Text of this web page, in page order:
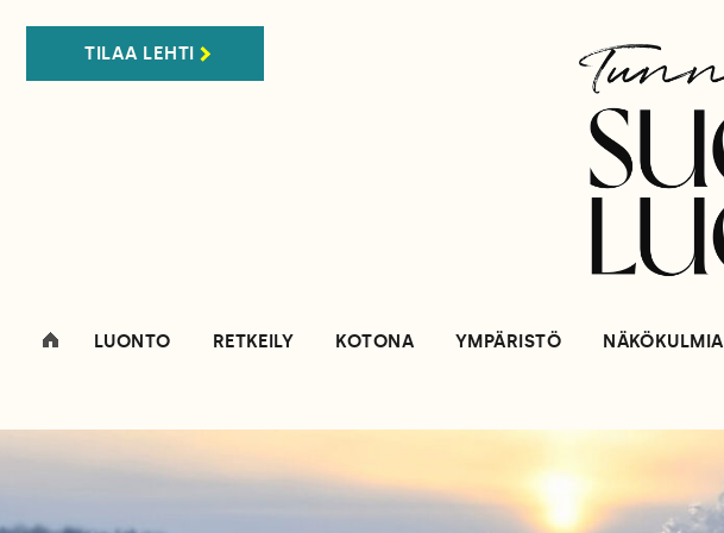
TILAA LEHTI
LUONTO RETKEILY KOTONA YMPÄRISTÖ NÄKÖKULMIA